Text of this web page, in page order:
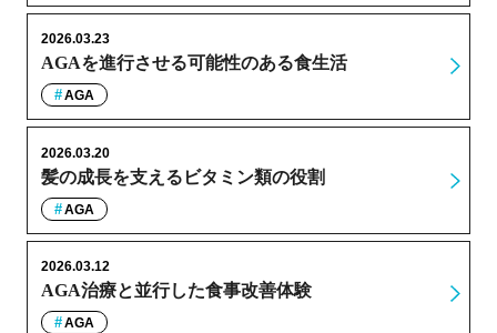
AGAを進行させる可能性のある食生活
2026.03.23
AGA
髪の成長を支えるビタミン類の役割
2026.03.20
AGA
AGA治療と並行した食事改善体験
2026.03.12
AGA